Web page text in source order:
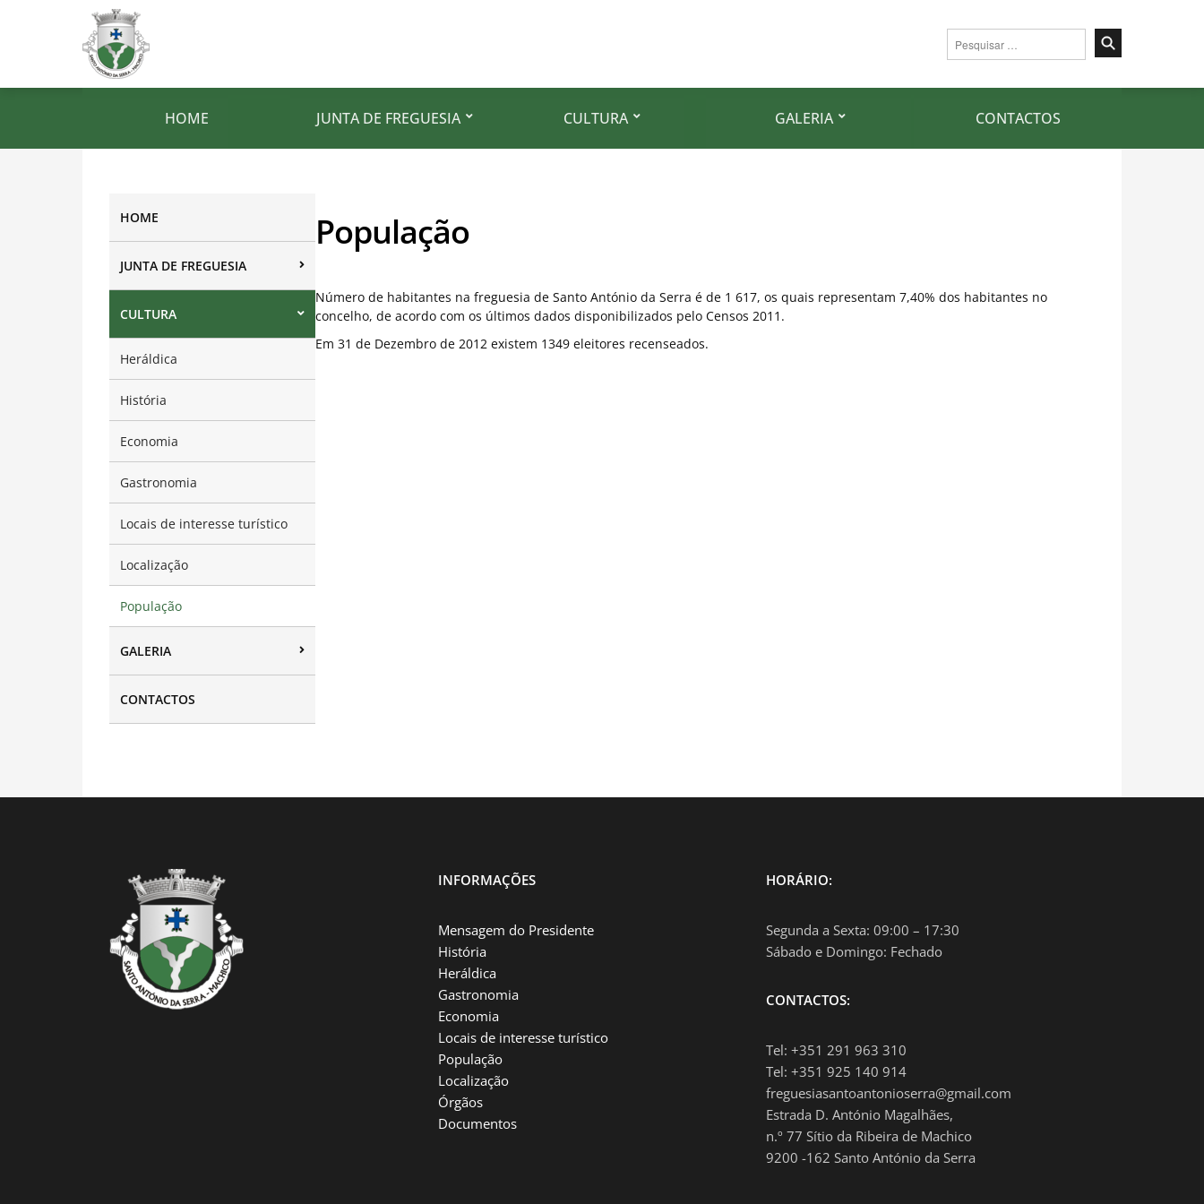
Pesquisar
por:
HOME JUNTA DE FREGUESIA CULTURA GALERIA CONTACTOS
HOME
JUNTA DE FREGUESIA
CULTURA
Heráldica
História
Economia
Gastronomia
Locais de interesse turístico
Localização
População
GALERIA
CONTACTOS
População
Número de habitantes na freguesia de Santo António da Serra é de 1 617, os quais representam 7,40% dos habitantes no
concelho, de acordo com os últimos dados disponibilizados pelo Censos 2011.
Em 31 de Dezembro de 2012 existem 1349 eleitores recenseados.
INFORMAÇÕES
Mensagem do Presidente
História
Heráldica
Gastronomia
Economia
Locais de interesse turístico
População
Localização
Órgãos
Documentos
HORÁRIO:
Segunda a Sexta: 09:00 – 17:30
Sábado e Domingo: Fechado
CONTACTOS:
Tel: +351 291 963 310
Tel: +351 925 140 914
freguesiasantoantonioserra@gmail.com
Estrada D. António Magalhães,
n.º 77 Sítio da Ribeira de Machico
9200 -162 Santo António da Serra